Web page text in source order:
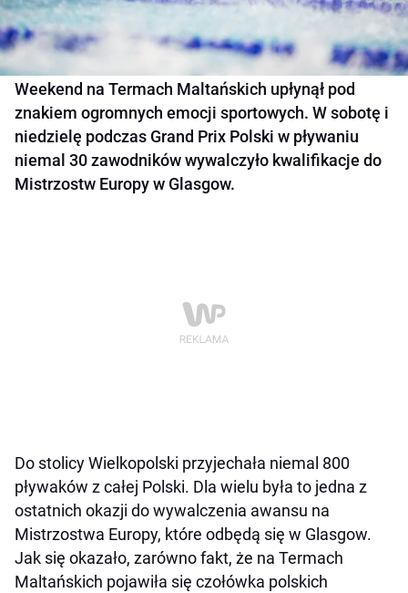
Weekend na Termach Maltańskich upłynął pod
znakiem ogromnych emocji sportowych. W sobotę i
niedzielę podczas Grand Prix Polski w pływaniu
niemal 30 zawodników wywalczyło kwalifikacje do
Mistrzostw Europy w Glasgow.
Do stolicy Wielkopolski przyjechała niemal 800
pływaków z całej Polski. Dla wielu była to jedna z
ostatnich okazji do wywalczenia awansu na
Mistrzostwa Europy, które odbędą się w Glasgow.
Jak się okazało, zarówno fakt, że na Termach
Maltańskich pojawiła się czołówka polskich